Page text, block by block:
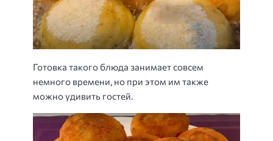
Готовка такого блюда занимает совсем
немного времени, но при этом им также
можно удивить гостей.